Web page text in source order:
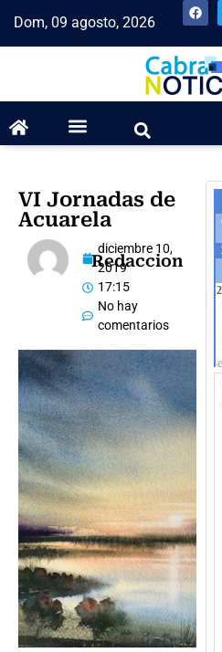
Dom, 09 agosto, 2026
VI Jornadas de
Acuarela
Redaccion
diciembre 10,
2019
17:15
No hay
comentarios